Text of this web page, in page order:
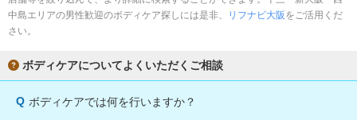
駅から徒歩5分以内
こだわり条件を変更
閉じる
中島エリアの男性歓迎のボディケア探しには是非、
リフナビ大阪 をご活用くだ
さい。
ボディケアについてよくいただくご相談
Q ボディケアでは何を行いますか？